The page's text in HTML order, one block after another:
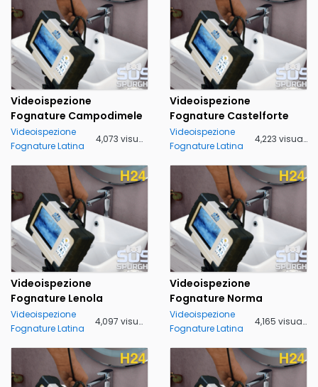
Videoispezione
Fognature Campodimele
Videoispezione
Fognature Latina
4,073 visualizzazioni
Videoispezione
Fognature Castelforte
Videoispezione
Fognature Latina
4,223 visualizzazioni
Videoispezione
Fognature Lenola
Videoispezione
Fognature Latina
4,097 visualizzazioni
Videoispezione
Fognature Norma
Videoispezione
Fognature Latina
4,165 visualizzazioni